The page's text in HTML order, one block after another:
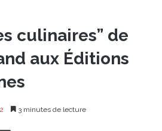
culinaires” de
aux Éditions
3 minutes de lecture